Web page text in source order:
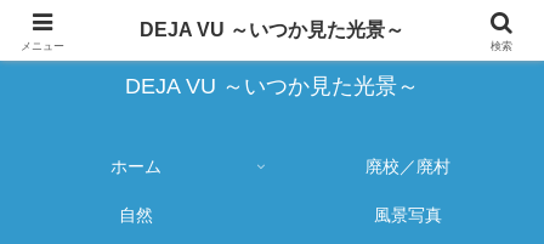
蔵出し写真の大売り出しとカメラ物欲のブログ
DEJA VU ～いつか見た光景～
ホーム 廃校／廃村
自然 風景写真
メニュー
DEJA VU ～いつか見た光景～
検索